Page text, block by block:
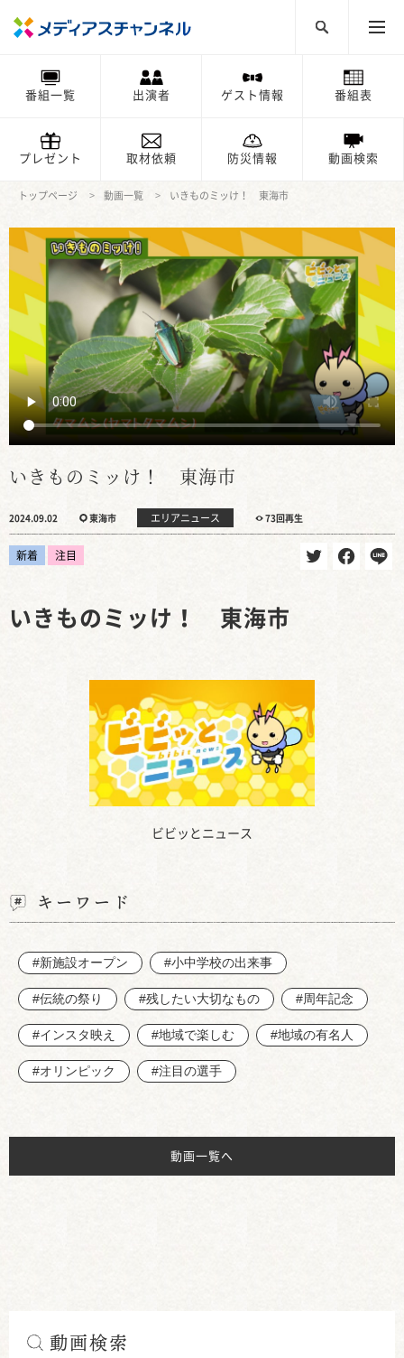
番組一覧 出演者 ゲスト情報 番組表
プレゼント 取材依頼 防災情報 動画検索
トップページ 動画一覧 いきものミッけ！ 東海市
いきものミッけ！ 東海市
2024.09.02 東海市 エリアニュース 73回再生
新着 注目
ビビッとニュース
いきものミッけ！ 東海市
キーワード
#新施設オープン #小中学校の出来事
#伝統の祭り #残したい大切なもの #周年記念
#インスタ映え #地域で楽しむ #地域の有名人
#オリンピック #注目の選手
動画一覧へ
動画検索